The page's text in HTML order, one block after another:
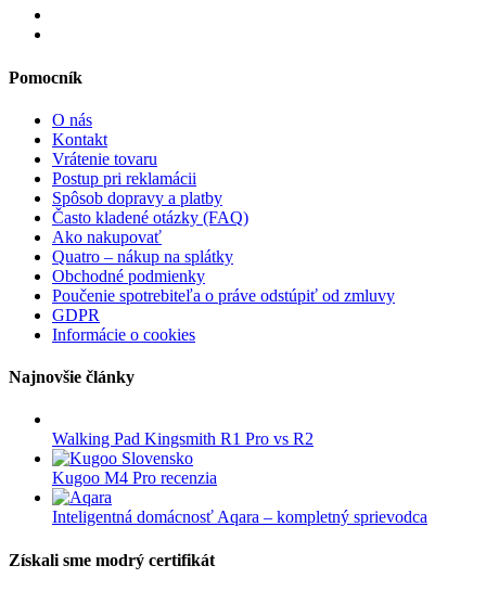
Pomocník
O nás
Kontakt
Vrátenie tovaru
Postup pri reklamácii
Spôsob dopravy a platby
Často kladené otázky (FAQ)
Ako nakupovať
Quatro – nákup na splátky
Obchodné podmienky
Poučenie spotrebiteľa o práve odstúpiť od zmluvy
GDPR
Informácie o cookies
Najnovšie články
Walking Pad Kingsmith R1 Pro vs R2
Kugoo M4 Pro recenzia
Inteligentná domácnosť Aqara – kompletný sprievodca
Získali sme modrý certifikát